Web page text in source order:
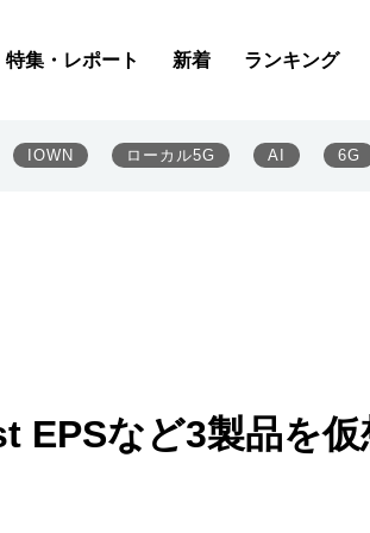
特集・レポート 新着 ランキング
IOWN ローカル5G AI 6G
EPSなど3製品を